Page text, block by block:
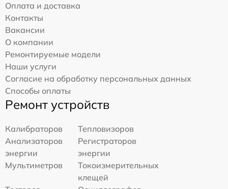
Оплата и доставка
Контакты
Вакансии
О компании
Ремонтируемые модели
Наши услуги
Согласие на обработку персональных данных
Способы оплаты
Ремонт устройств
Калибраторов
Тепловизоров
Анализаторов
энергии
Регистраторов
энергии
Мультиметров
Токоизмерительных
клещей